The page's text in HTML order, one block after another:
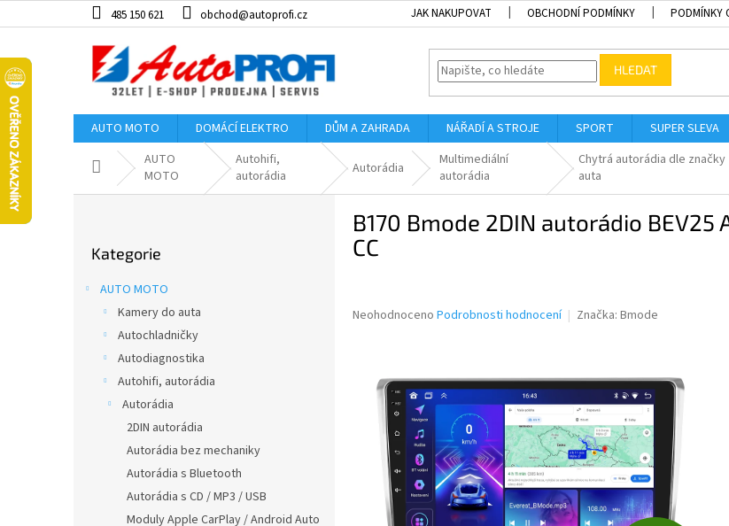
na
485 150 621 obchod@autoprofi.cz JAK NAKUPOVAT OBCHODNÍ PODMÍNKY PODMÍNKY
HLEDAT
AUTO MOTO DOMÁCÍ ELEKTRO DŮM A ZAHRADA NÁŘADÍ A STROJE SPORT SUPER SLEVA
Domů AUTO
MOTO
Autohifi,
autorádia
Autorádia
Multimediální
autorádia
Chytrá autorádia dle značky
auta
kategorie
Kategorie
AUTO MOTO
Kamery do auta
Autochladničky
Autodiagnostika
Autohifi, autorádia
Autorádia
2DIN autorádia
Autorádia bez mechaniky
Autorádia s Bluetooth
Autorádia s CD / MP3 / USB
Moduly Apple CarPlay / Android Auto
B170 Bmode 2DIN autorádio BEV25
CC
Průměrné
hvězdiček.
Neohodnoceno Podrobnosti hodnocení Značka: Bmode